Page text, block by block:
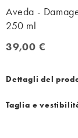
Aveda -
250 ml
39,00 €
39,00 €
Dettagli del
Taglia e